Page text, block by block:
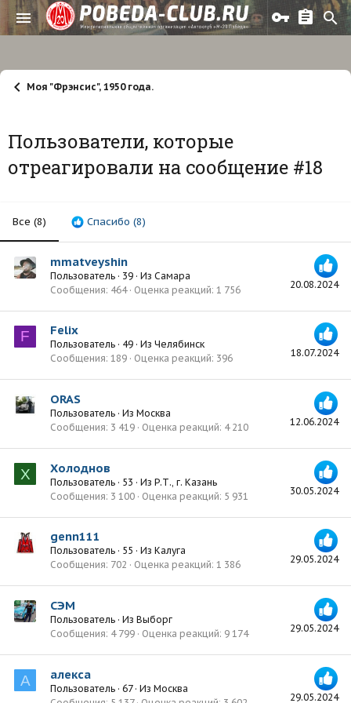
Моя "Фрэнсис", 1950 года.
Пользователи, которые
отреагировали на сообщение #18
Все (8) Спасибо (8)
20.08.2024
mmatveyshin
Пользователь · 39 · Из Самара
Сообщения 464 Оценка реакций 1 756
F
18.07.2024
Felix
Пользователь · 49 · Из Челябинск
Сообщения 189 Оценка реакций 396
12.06.2024
ORAS
Пользователь · Из Москва
Сообщения 3 419 Оценка реакций 4 210
Х
30.05.2024
Холоднов
Пользователь · 53 · Из Р.Т., г. Казань
Сообщения 3 100 Оценка реакций 5 931
29.05.2024
genn111
Пользователь · 55 · Из Калуга
Сообщения 702 Оценка реакций 1 386
29.05.2024
СЭМ
Пользователь · Из Выборг
Сообщения 4 799 Оценка реакций 9 174
А
29.05.2024
алекса
Пользователь · 67 · Из Москва